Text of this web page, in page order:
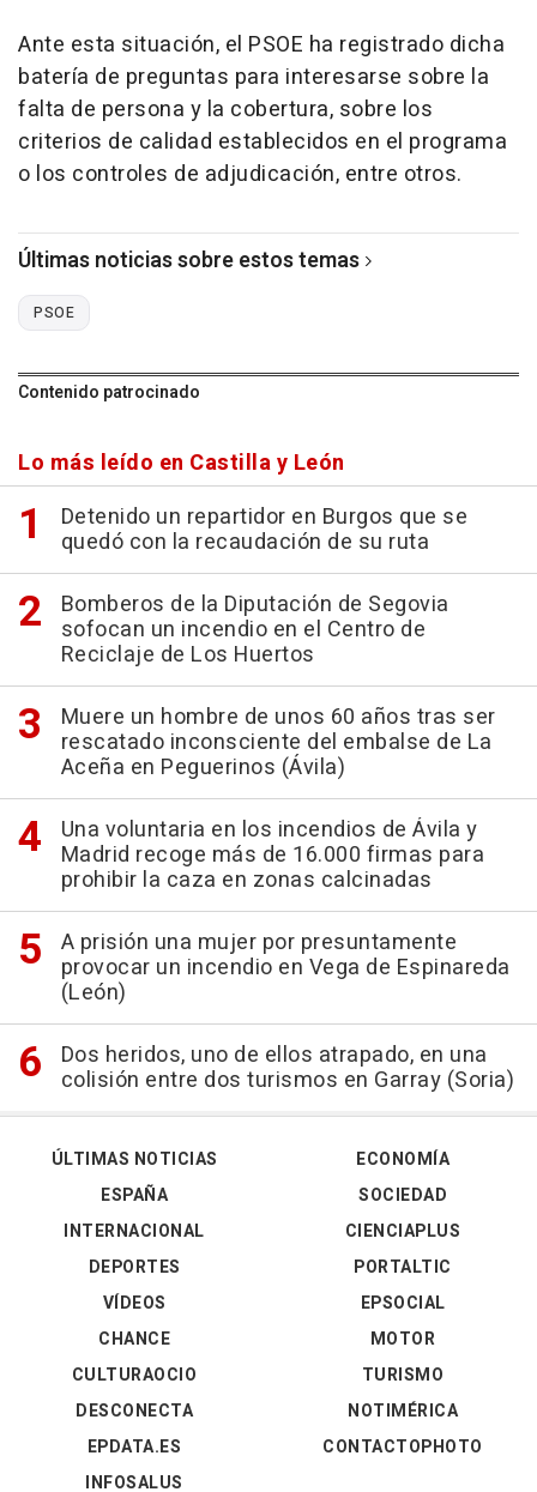
Ante esta situación, el PSOE ha registrado dicha
batería de preguntas para interesarse sobre la
falta de persona y la cobertura, sobre los
criterios de calidad establecidos en el programa
o los controles de adjudicación, entre otros.
Últimas noticias sobre estos temas
PSOE
Contenido patrocinado
Lo más leído en Castilla y León
Detenido un repartidor en Burgos que se
quedó con la recaudación de su ruta
Bomberos de la Diputación de Segovia
sofocan un incendio en el Centro de
Reciclaje de Los Huertos
Muere un hombre de unos 60 años tras ser
rescatado inconsciente del embalse de La
Aceña en Peguerinos (Ávila)
Una voluntaria en los incendios de Ávila y
Madrid recoge más de 16.000 firmas para
prohibir la caza en zonas calcinadas
A prisión una mujer por presuntamente
provocar un incendio en Vega de Espinareda
(León)
Dos heridos, uno de ellos atrapado, en una
colisión entre dos turismos en Garray (Soria)
ÚLTIMAS NOTICIAS
ESPAÑA
INTERNACIONAL
DEPORTES
VÍDEOS
ECONOMÍA
SOCIEDAD
CIENCIAPLUS
PORTALTIC
EPSOCIAL
CHANCE
CULTURAOCIO
DESCONECTA
EPDATA.ES
INFOSALUS
MOTOR
TURISMO
NOTIMÉRICA
CONTACTOPHOTO